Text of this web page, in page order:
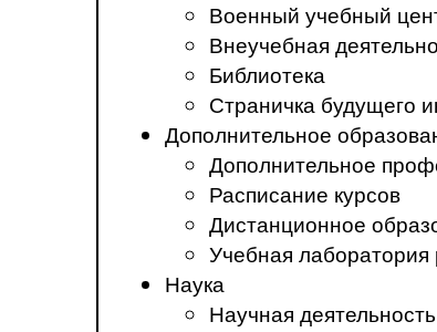
Военный учебный
Внеучебная
Библиотека
Страничка будущего
Дополнительное
Дополнительное
Расписание курсов
Дистанционное
Учебная лаборатория
Наука
Научная деятельность